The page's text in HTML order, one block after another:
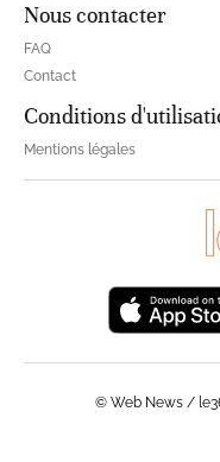
Nous contacter
FAQ
Contact
Conditions
Mentions légales
© Web News /